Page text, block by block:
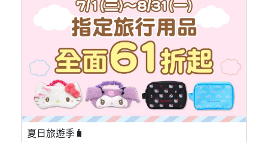
夏日旅遊季🧳